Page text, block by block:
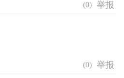
(0)
(0)